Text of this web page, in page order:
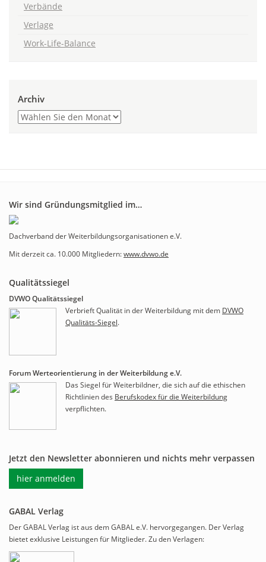
Verbände
Verlage
Work-Life-Balance
Archiv
Wir sind Gründungsmitglied im…
Dachverband der Weiterbildungsorganisationen e.V.
Mit derzeit ca. 10.000 Mitgliedern:www.dvwo.de
Qualitätssiegel
DVWO Qualitätssiegel
Verbrieft Qualität in der Weiterbildung mit dem DVWO
Qualitäts-Siegel.
Forum Werteorientierung in der Weiterbildung e.V.
Das Siegel für Weiterbildner, die sich auf die ethischen
Richtlinien des Berufskodex für die Weiterbildung
verpflichten.
Jetzt den Newsletter abonnieren und nichts mehr verpassen
hier anmelden
GABAL Verlag
Der GABAL Verlag ist aus dem GABAL e.V. hervorgegangen. Der Verlag
bietet exklusive Leistungen für Mitglieder. Zu den Verlagen: